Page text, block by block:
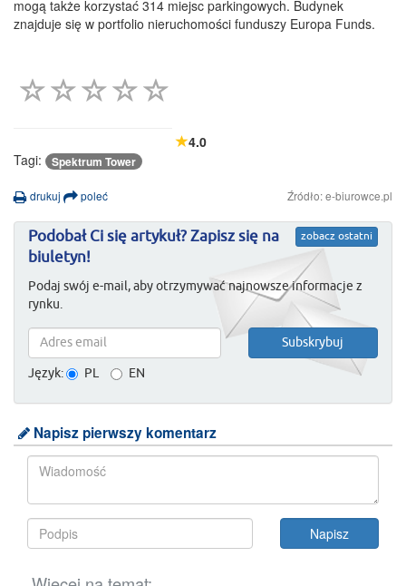
mogą także korzystać 314 miejsc parkingowych. Budynek
znajduje się w portfolio nieruchomości funduszy Europa Funds.
4.0
Tagi:
Spektrum Tower
drukuj poleć Źródło: e-biurowce.pl
zobacz ostatni
Podobał Ci się artykuł? Zapisz się na
biuletyn!
Podaj swój e-mail, aby otrzymywać najnowsze informacje z
rynku.
Język: PL EN
Napisz pierwszy komentarz